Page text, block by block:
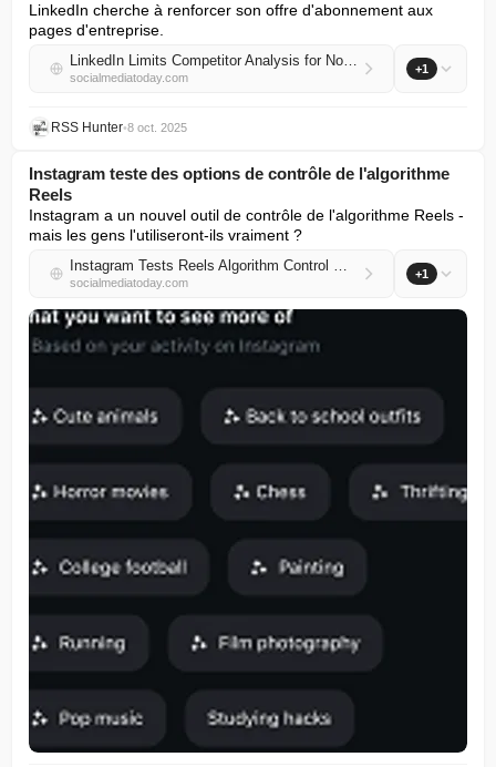
LinkedIn cherche à renforcer son offre d'abonnement aux
pages d'entreprise.
LinkedIn Limits Competitor Analysis for Non-Paying Company Pages
socialmediatoday.com
+1
RSS Hunter•8 oct. 2025
Instagram teste des options de contrôle de l'algorithme
Reels
Instagram a un nouvel outil de contrôle de l'algorithme Reels -
mais les gens l'utiliseront-ils vraiment ?
Instagram Tests Reels Algorithm Control Options
socialmediatoday.com
+1